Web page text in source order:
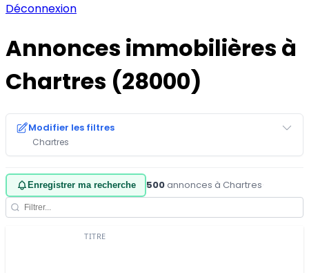
Déconnexion
Annonces immobilières à
Chartres (28000)
Modifier les filtres
Chartres
Enregistrer ma recherche 500annonces à Chartres·
TITRE